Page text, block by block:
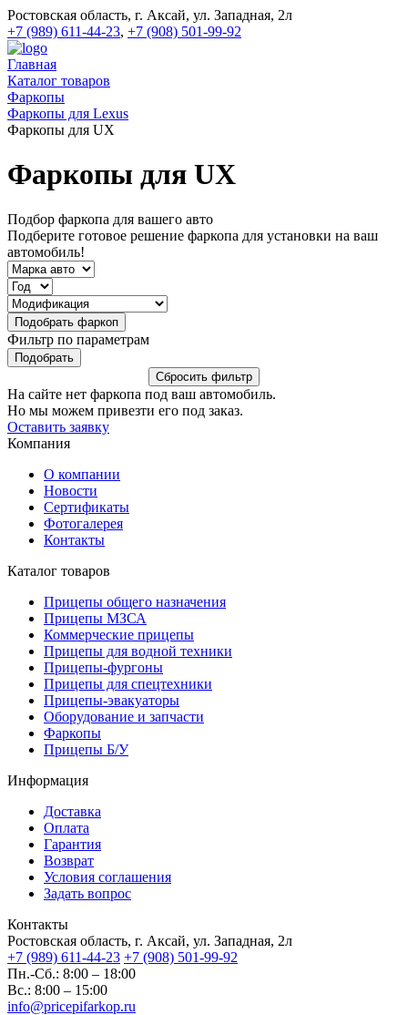
Ростовская область, г. Аксай, ул. Западная, 2л
+7 (989) 611-44-23, +7 (908) 501-99-92
Главная
Каталог товаров
Фаркопы
Фаркопы для Lexus
Фаркопы для UX
Фаркопы для UX
Подбор фаркопа для вашего авто
Подберите готовое решение фаркопа для установки на ваш
автомобиль!
Фильтр по параметрам
На сайте нет фаркопа под ваш автомобиль.
Но мы можем привезти его под заказ.
Оставить заявку
Компания
О компании
Новости
Сертификаты
Фотогалерея
Контакты
Каталог товаров
Прицепы общего назначения
Прицепы МЗСА
Коммерческие прицепы
Прицепы для водной техники
Прицепы-фургоны
Прицепы для спецтехники
Прицепы-эвакуаторы
Оборудование и запчасти
Фаркопы
Прицепы Б/У
Информация
Доставка
Оплата
Гарантия
Возврат
Условия соглашения
Задать вопрос
Контакты
Ростовская область, г. Аксай, ул. Западная, 2л
+7 (989) 611-44-23 +7 (908) 501-99-92
Пн.-Сб.: 8:00 – 18:00
Вс.: 8:00 – 15:00
info@pricepifarkop.ru